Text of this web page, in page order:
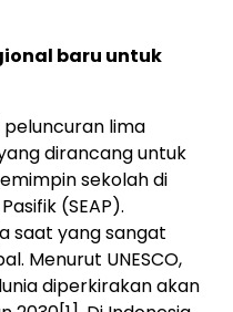
baru untuk
peluncuran lima
dirancang untuk
sekolah di
(SEAP).
saat yang sangat
Menurut UNESCO,
diperkirakan akan